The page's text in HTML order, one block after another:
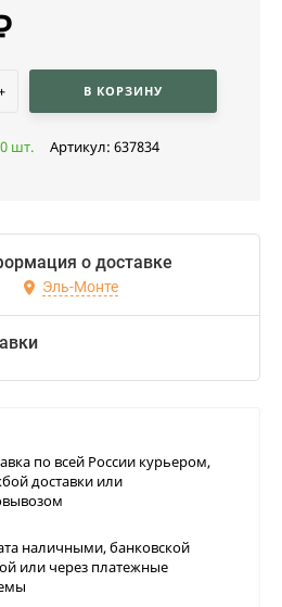
В КОРЗИНУ
шт. Артикул: 637834
о доставке
Эль-Монте
по всей России курьером,
доставки или
наличными, банковской
или через платежные